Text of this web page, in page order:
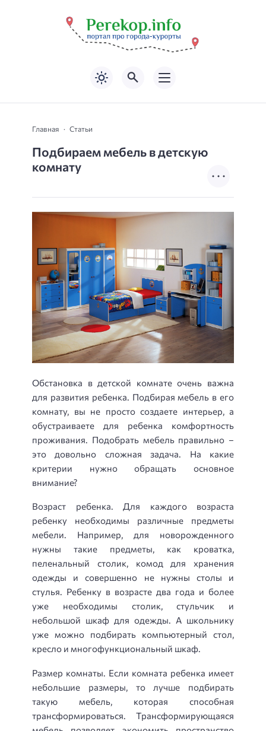
Главная Статьи
Подбираем мебель в детскую
комнату
Обстановка в детской комнате очень важна
для развития ребенка. Подбирая мебель в его
комнату, вы не просто создаете интерьер, а
обустраиваете для ребенка комфортность
проживания. Подобрать мебель правильно –
это довольно сложная задача. На какие
критерии нужно обращать основное
внимание?
Возраст ребенка. Для каждого возраста
ребенку необходимы различные предметы
мебели. Например, для новорожденного
нужны такие предметы, как кроватка,
пеленальный столик, комод для хранения
одежды и совершенно не нужны столы и
стулья. Ребенку в возрасте два года и более
уже необходимы столик, стульчик и
небольшой шкаф для одежды. А школьнику
уже можно подбирать компьютерный стол,
кресло и многофункциональный шкаф.
Размер комнаты. Если комната ребенка имеет
небольшие размеры, то лучше подбирать
такую мебель, которая способная
трансформироваться. Трансформирующаяся